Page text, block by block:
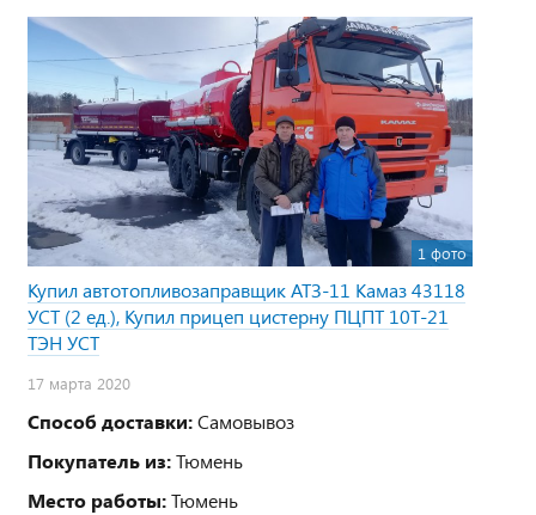
1 фото
Купил автотопливозаправщик АТЗ-11 Камаз 43118
УСТ (2 ед.), Купил прицеп цистерну ПЦПТ 10Т-21
ТЭН УСТ
17 марта 2020
Способ доставки:Самовывоз
Покупатель из:Тюмень
Место работы:Тюмень